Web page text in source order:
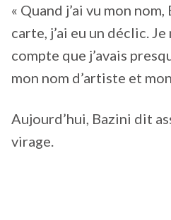
« Quand j’ai vu mon
carte, j’ai eu un déclic.
compte que j’avais
mon nom d’artiste et
Aujourd’hui, Bazini dit
virage.